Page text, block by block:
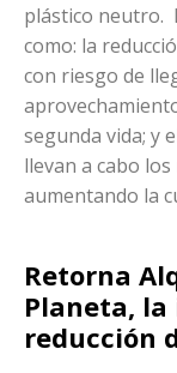
plástico neutro.
como: la
con riesgo de
segunda vida; y
llevan a cabo
aumentando la
Retorna
Planeta,
reducción